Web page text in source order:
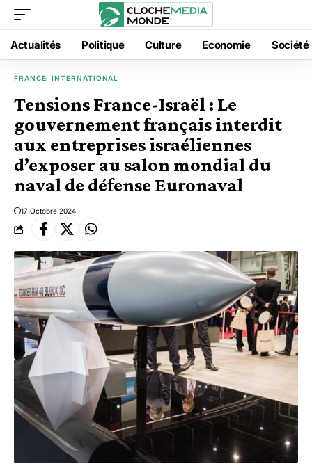
Actualités Politique Culture Economie Société
FRANCE INTERNATIONAL
Tensions France-Israël : Le
gouvernement français interdit
aux entreprises israéliennes
d’exposer au salon mondial du
naval de défense Euronaval
17 Octobre 2024